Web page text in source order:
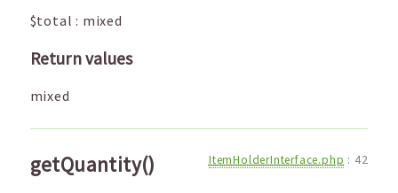
$total : mixed
Return values
mixed
getQuantity() ItemHolderInterface.php : 42